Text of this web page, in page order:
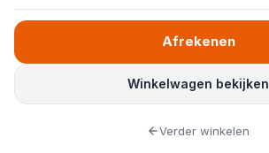
Winkelwagen bekijken
Afrekenen
Verder winkelen